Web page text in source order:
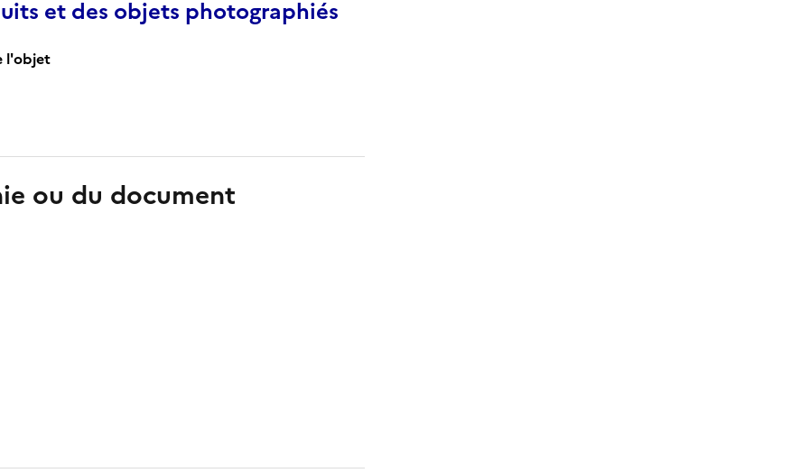
et des objets photographiés
l'objet
ou du document